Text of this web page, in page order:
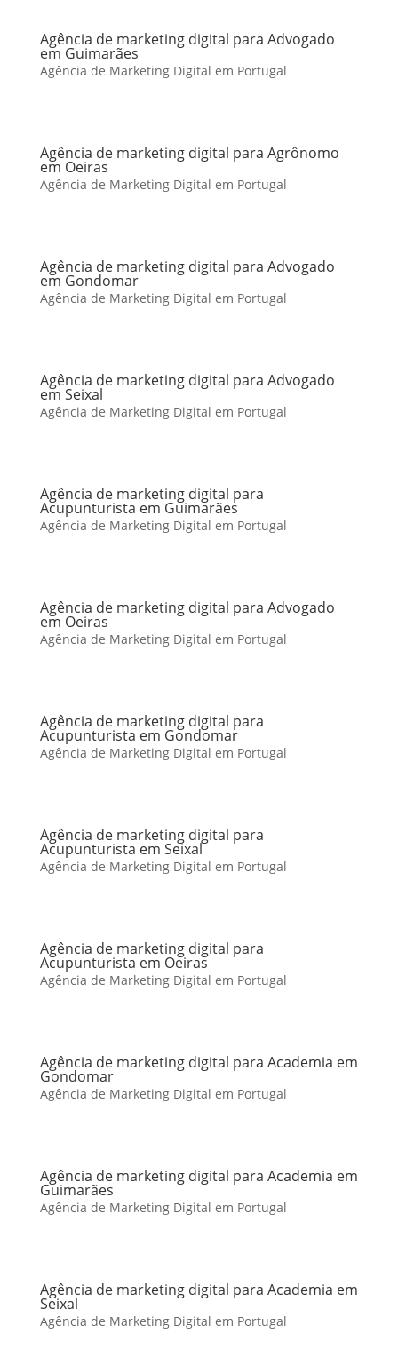
Agência de marketing digital para Advogado
em Guimarães
Agência de Marketing Digital em Portugal
Agência de marketing digital para Agrônomo
em Oeiras
Agência de Marketing Digital em Portugal
Agência de marketing digital para Advogado
em Gondomar
Agência de Marketing Digital em Portugal
Agência de marketing digital para Advogado
em Seixal
Agência de Marketing Digital em Portugal
Agência de marketing digital para
Acupunturista em Guimarães
Agência de Marketing Digital em Portugal
Agência de marketing digital para Advogado
em Oeiras
Agência de Marketing Digital em Portugal
Agência de marketing digital para
Acupunturista em Gondomar
Agência de Marketing Digital em Portugal
Agência de marketing digital para
Acupunturista em Seixal
Agência de Marketing Digital em Portugal
Agência de marketing digital para
Acupunturista em Oeiras
Agência de Marketing Digital em Portugal
Agência de marketing digital para Academia em
Gondomar
Agência de Marketing Digital em Portugal
Agência de marketing digital para Academia em
Guimarães
Agência de Marketing Digital em Portugal
Agência de marketing digital para Academia em
Seixal
Agência de Marketing Digital em Portugal